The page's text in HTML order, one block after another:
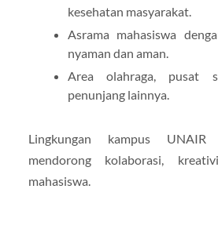
kesehatan masyarakat.
Asrama mahasiswa
nyaman dan aman.
Area olahraga, pusat
penunjang lainnya.
Lingkungan kampus
mendorong kolaborasi,
mahasiswa.